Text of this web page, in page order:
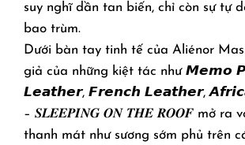
suy nghĩ dần tan biến, chỉ còn sự tự
bao trùm.
Dưới bàn tay tinh tế của Aliénor
giả của những kiệt tác như 𝙈𝙚𝙢𝙤
𝙇𝙚𝙖𝙩𝙝𝙚𝙧, 𝙁𝙧𝙚𝙣𝙘𝙝 𝙇𝙚𝙖𝙩𝙝𝙚𝙧,
– 𝑺𝑳𝑬𝑬𝑷𝑰𝑵𝑮 𝑶𝑵 𝑻𝑯𝑬 𝑹𝑶𝑶𝑭 mở ra
thanh mát như sương sớm phủ trên